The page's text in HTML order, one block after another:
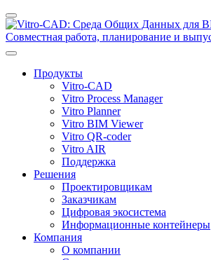
Продукты
Vitro-CAD
Vitro Process Manager
Vitro Planner
Vitro BIM Viewer
Vitro QR-coder
Vitro AIR
Поддержка
Решения
Проектировщикам
Заказчикам
Цифровая экосистема
Информационные контейнеры
Компания
О компании